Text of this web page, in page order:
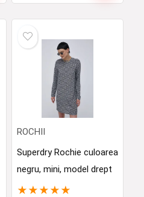
ROCHII
Superdry Rochie culoarea
negru, mini, model drept
★ ★ ★ ★ ★